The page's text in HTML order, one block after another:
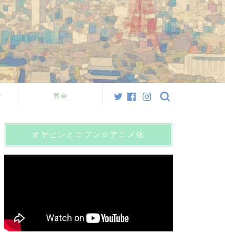
教会
オヤビンとコブン☆アニメ化